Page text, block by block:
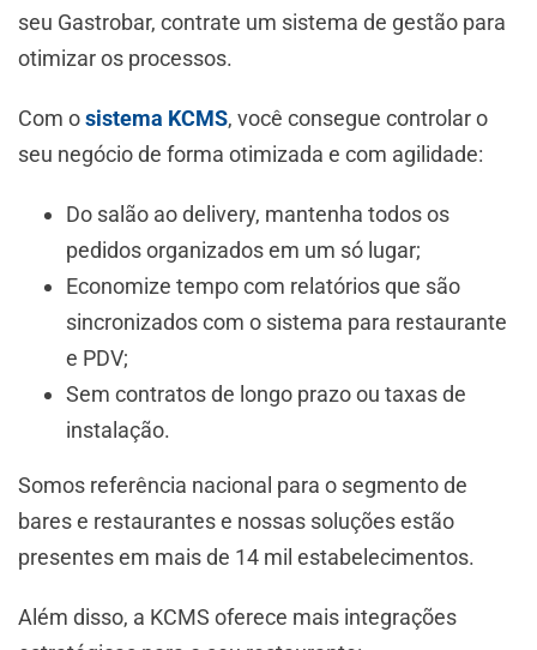
seu Gastrobar, contrate um sistema de gestão para
otimizar os processos.
Com osistema KCMS, você consegue controlar o
seu negócio de forma otimizada e com agilidade:
Do salão ao delivery, mantenha todos os
pedidos organizados em um só lugar;
Economize tempo com relatórios que são
sincronizados com o sistema para restaurante
e PDV;
Sem contratos de longo prazo ou taxas de
instalação.
Somos referência nacional para o segmento de
bares e restaurantes e nossas soluções estão
presentes em mais de 14 mil estabelecimentos.
Além disso, a KCMS oferece mais integrações